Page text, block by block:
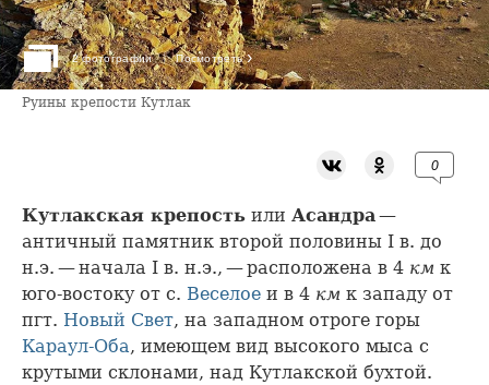
2 фотографии Посмотреть ›
Руины крепости Кутлак
0
Кутлакская крепость или Асандра—
античный памятник второй половины I в. до
н.э. — начала I в. н.э., — расположена в 4 км к
юго-востоку от с. Веселое и в 4 км к западу от
пгт. Новый Свет, на западном отроге горы
Караул-Оба, имеющем вид высокого мыса с
крутыми склонами, над Кутлакской бухтой.